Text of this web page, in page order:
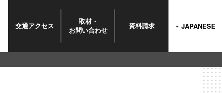
交通アクセス
取材・
お問い合わせ 資料請求 JAPANESE